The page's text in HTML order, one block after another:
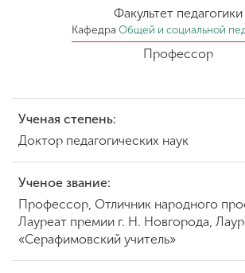
Наука
деятельность
Студенческая жизнь
Факультет педагогики
Кафедра Общей и социальной
Профессор
Ученая степень:
Доктор педагогических наук
Ученое звание:
Профессор, Отличник народного
Лауреат премии г. Н. Новгорода,
«Серафимовский учитель»